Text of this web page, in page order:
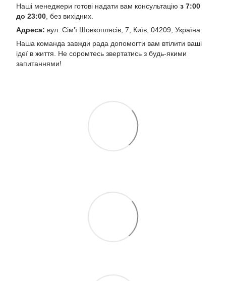
Наші менеджери готові надати вам консультацію з 7:00
до 23:00, без вихідних.
Адреса: вул. Сім'ї Шовкоплясів, 7, Київ, 04209, Україна.
Наша команда завжди рада допомогти вам втілити ваші
ідеї в життя. Не соромтесь звертатись з будь-якими
запитаннями!